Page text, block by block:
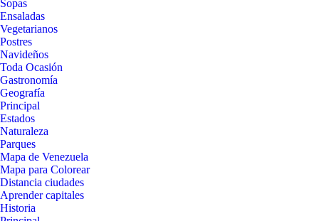
Sopas
Ensaladas
Vegetarianos
Postres
Navideños
Toda Ocasión
Gastronomía
Geografía
Principal
Estados
Naturaleza
Parques
Mapa de Venezuela
Mapa para Colorear
Distancia ciudades
Aprender capitales
Historia